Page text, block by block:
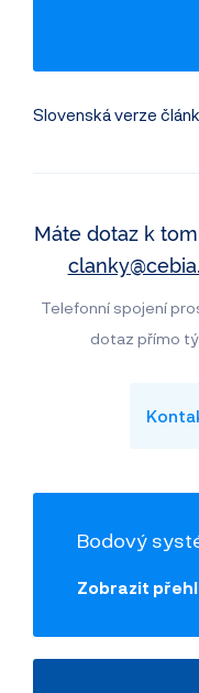
Slovenská verze
Máte dotaz k
Telefonní spojení
dotaz přímo
Bodový
Zobrazit